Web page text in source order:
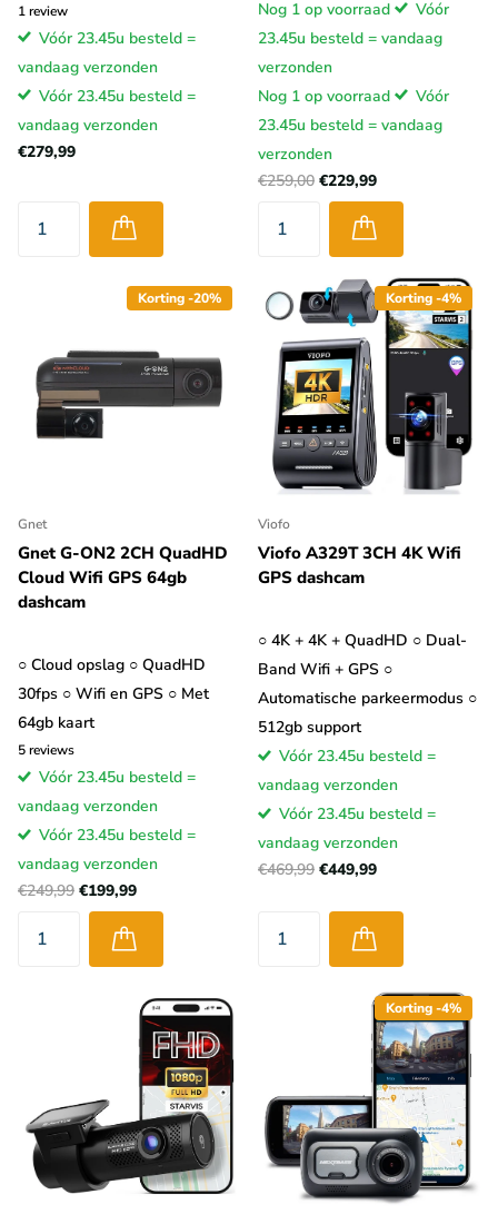
1review
Vóór 23.45u besteld =
vandaag verzonden
Vóór 23.45u besteld =
vandaag verzonden
€279,99
Nog 1 op voorraad
Vóór
23.45u besteld = vandaag
verzonden
Nog 1 op voorraad
Vóór
23.45u besteld = vandaag
verzonden
€259,00 €229,99
Korting -20%
Gnet
Gnet G-ON2 2CH QuadHD
Cloud Wifi GPS 64gb
dashcam
○ Cloud opslag ○ QuadHD
30fps ○ Wifi en GPS ○ Met
64gb kaart
5reviews
Vóór 23.45u besteld =
vandaag verzonden
Vóór 23.45u besteld =
vandaag verzonden
€249,99 €199,99
Korting -4%
Viofo
Viofo A329T 3CH 4K Wifi
GPS dashcam
○ 4K + 4K + QuadHD ○ Dual-
Band Wifi + GPS ○
Automatische parkeermodus ○
512gb support
Vóór 23.45u besteld =
vandaag verzonden
Vóór 23.45u besteld =
vandaag verzonden
€469,99 €449,99
Korting -4%